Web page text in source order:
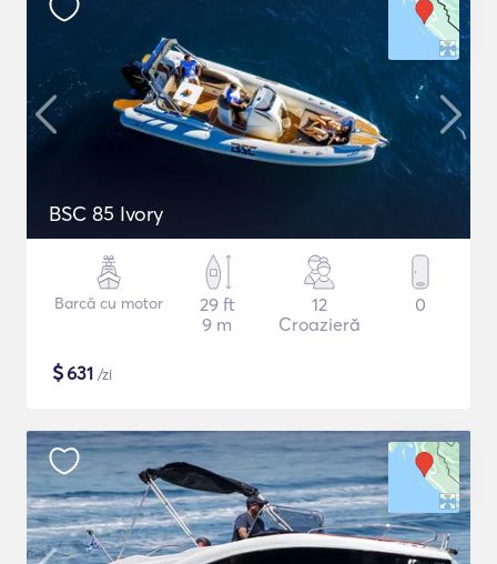
BSC 85 Ivory
Barcă cu motor
29 ft
9 m
12
Croazieră
0
$631 /zi